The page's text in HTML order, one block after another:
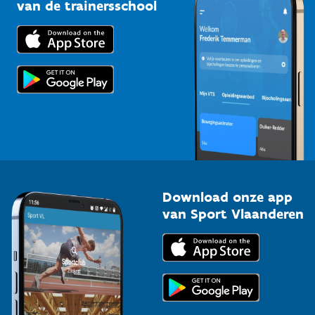
Trainers en begeleiders
Topsporters
Downloads
Voor de pers
van de trainersschool
Download onze app
van Sport Vlaanderen